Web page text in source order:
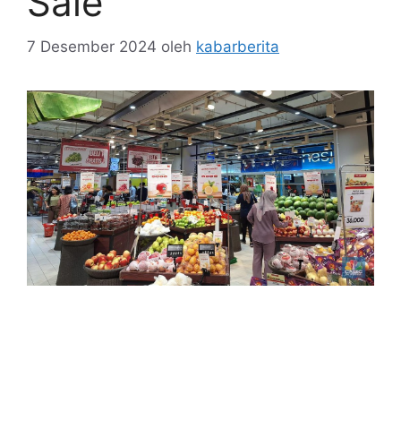
7 Desember 2024 oleh kabarberita